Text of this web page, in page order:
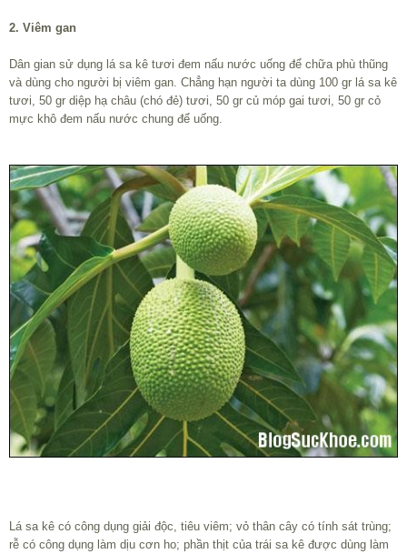
2. Viêm gan
Dân gian sử dụng lá sa kê tươi đem nấu nước uống để chữa phù thũng
và dùng cho người bị viêm gan. Chẳng hạn người ta dùng 100 gr lá sa kê
tươi, 50 gr diệp hạ châu (chó đẻ) tươi, 50 gr củ móp gai tươi, 50 gr cỏ
mực khô đem nấu nước chung để uống.
Lá sa kê có công dụng giải độc, tiêu viêm; vỏ thân cây có tính sát trùng;
rễ có công dụng làm dịu cơn ho; phần thịt của trái sa kê được dùng làm